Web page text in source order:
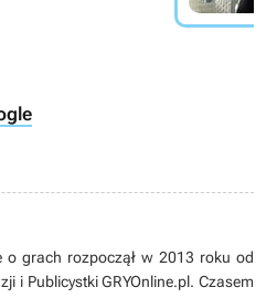
o grach rozpoczął w 2013 roku od
i Publicystki GRYOnline.pl. Czasem